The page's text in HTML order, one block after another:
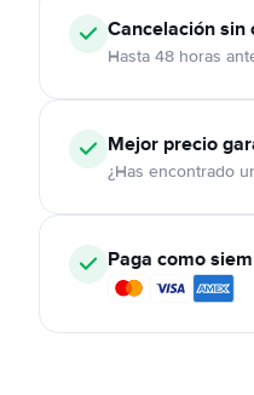
Cancelaciónsin
Hasta 48 horas
Mejor precio
¿Has encontrado
Paga como